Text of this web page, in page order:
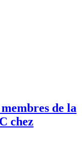
de la
chez